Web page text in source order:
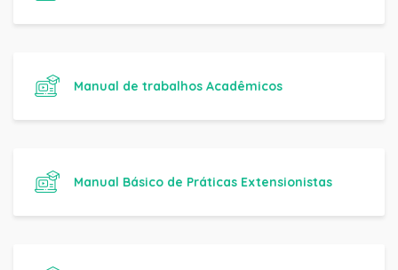
Manual de trabalhos Acadêmicos
Manual Básico de Práticas Extensionistas